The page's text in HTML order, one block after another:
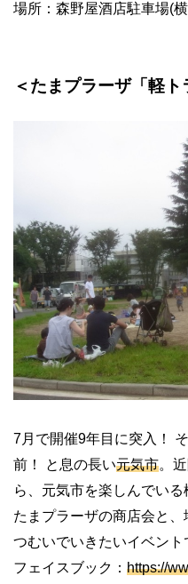
場所：森野屋酒店駐車場(
＜たまプラーザ「軽ト
7月で開催9年目に突入！
前！ と息の長い元気市。
ら、元気市を楽しんでい
たまプラーザの商店会と、
つむいでいきたいイベント
フェイスブック： https://